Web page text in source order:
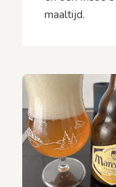
maaltijd.